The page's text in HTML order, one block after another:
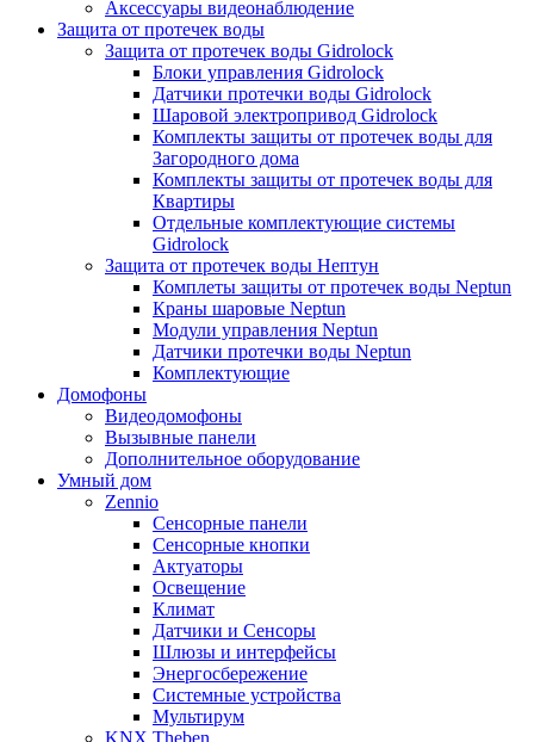
Аксессуары видеонаблюдение
Защита от протечек воды
Защита от протечек воды Gidrolock
Блоки управления Gidrolock
Датчики протечки воды Gidrolock
Шаровой электропривод Gidrolock
Комплекты защиты от протечек воды для
Загородного дома
Комплекты защиты от протечек воды для
Квартиры
Отдельные комплектующие системы
Gidrolock
Защита от протечек воды Нептун
Комплеты защиты от протечек воды Neptun
Краны шаровые Neptun
Модули управления Neptun
Датчики протечки воды Neptun
Комплектующие
Домофоны
Видеодомофоны
Вызывные панели
Дополнительное оборудование
Умный дом
Zennio
Сенсорные панели
Сенсорные кнопки
Актуаторы
Освещение
Климат
Датчики и Сенсоры
Шлюзы и интерфейсы
Энергосбережение
Системные устройства
Мультирум
KNX Theben